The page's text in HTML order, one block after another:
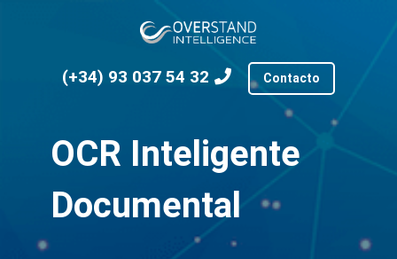
(+34) 93 037 54 32 Contacto
OCR Inteligente
Documental